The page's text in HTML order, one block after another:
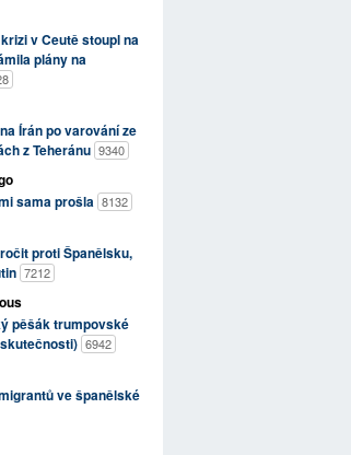
v Ceutě stoupl na
plány na
Írán po varování ze
z Teheránu 9340
sama prošla 8132
proti Španělsku,
7212
pěšák trumpovské
6942
ve španělské